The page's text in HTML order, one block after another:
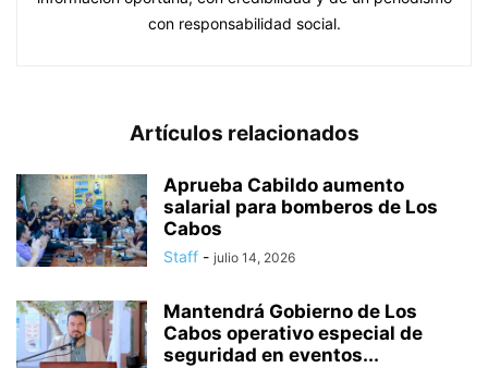
con responsabilidad social.
Artículos relacionados
Aprueba Cabildo aumento
salarial para bomberos de Los
Cabos
Staff - julio 14, 2026
Mantendrá Gobierno de Los
Cabos operativo especial de
seguridad en eventos...